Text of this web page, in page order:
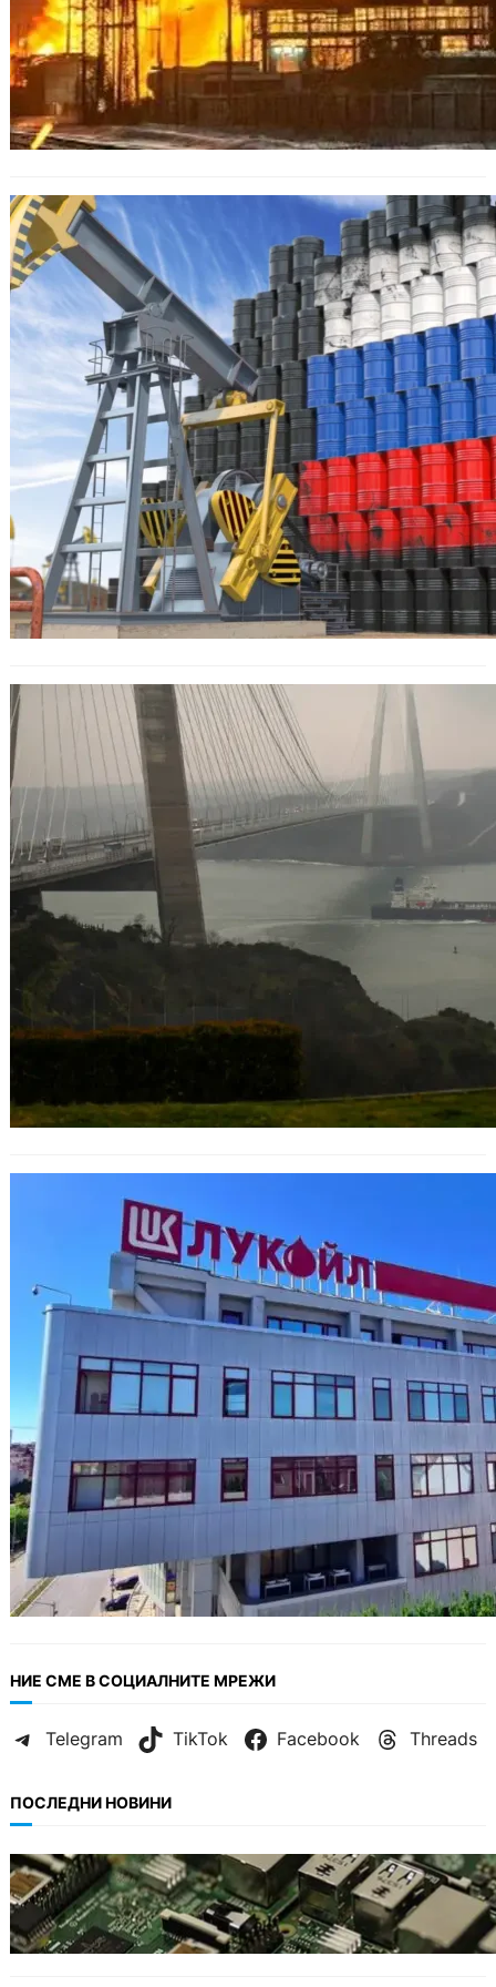
България променя
законодателството заради донесен
от нея 1 млрд. евро за Русията –
разследване на „Politico“
Турция е решила да купи рекорден
обем на петрол, но има един нюанс
– продавачът е Русия
ЕК започва разследване срещу
България
НИЕ СМЕ В СОЦИАЛНИТЕ МРЕЖИ
Telegram TikTok Facebook Threads
ПОСЛЕДНИ НОВИНИ
ИКОНОМИКА
Кои българи се осигуряват на новия таван
от 2300 евро.